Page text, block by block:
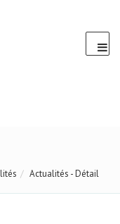
Actualités - Détail